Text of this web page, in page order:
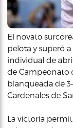
El novato
pelota y superó
individual de
de Campeonato
blanqueada de
Cardenales de
La victoria